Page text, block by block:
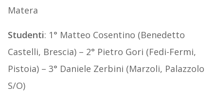
Matera
Studenti: 1° Matteo Cosentino (Benedetto
Castelli, Brescia) – 2° Pietro Gori (Fedi-Fermi,
Pistoia) – 3° Daniele Zerbini (Marzoli, Palazzolo
S/O)